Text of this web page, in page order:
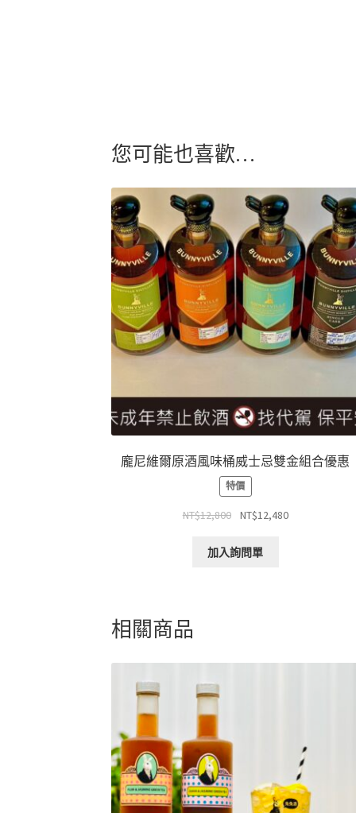
您可能也喜歡…
龐尼維爾原酒風味桶威士忌雙金組合優惠
特價
NT$12,800 NT$12,480
加入詢問單
相關商品